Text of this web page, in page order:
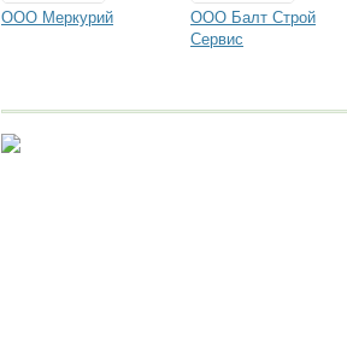
ООО Меркурий
ООО Балт Строй
Сервис